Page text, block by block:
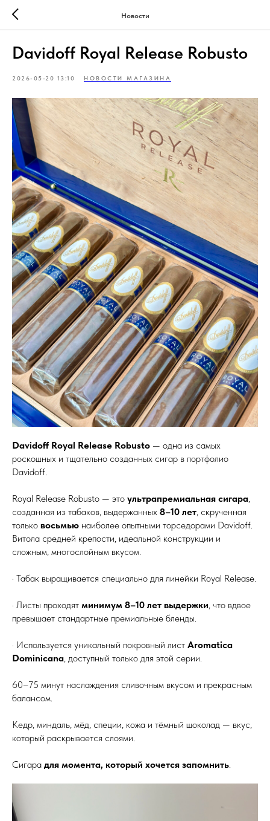
Новости
Davidoff Royal Release Robusto
2026-05-20 13:10 НОВОСТИ МАГАЗИНА
Davidoff Royal Release Robusto — одна из самых
роскошных и тщательно созданных сигар в портфолио
Davidoff.
Royal Release Robusto — это ультрапремиальная сигара,
созданная из табаков, выдержанных 8–10 лет, скрученная
только восьмью наиболее опытными торседорами Davidoff.
Витола средней крепости, идеальной конструкции и
сложным, многослойным вкусом.
· Табак выращивается специально для линейки Royal Release.
· Листы проходят минимум 8–10 лет выдержки, что вдвое
превышает стандартные премиальные бленды.
· Используется уникальный покровный лист Aromatica
Dominicana, доступный только для этой серии.
60–75 минут наслаждения сливочным вкусом и прекрасным
балансом.
Кедр, миндаль, мёд, специи, кожа и тёмный шоколад — вкус,
который раскрывается слоями.
Сигара для момента, который хочется запомнить.